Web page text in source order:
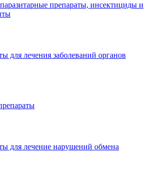
препараты, инсектициды и
для лечения заболеваний органов
для лечение нарушений обмена